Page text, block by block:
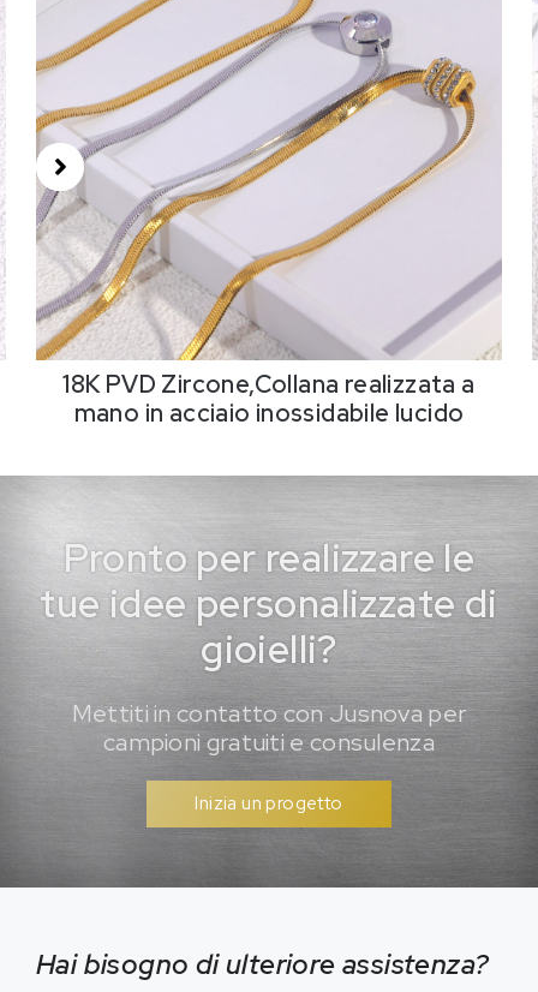
18K PVD Zircone,Collana realizzata a
mano in acciaio inossidabile lucido
Pronto per realizzare le
tue idee personalizzate di
gioielli?
Mettiti in contatto con Jusnova per
campioni gratuiti e consulenza
Inizia un progetto
Hai bisogno di ulteriore assistenza?